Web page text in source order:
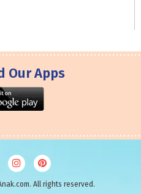
Our Apps
All rights reserved.